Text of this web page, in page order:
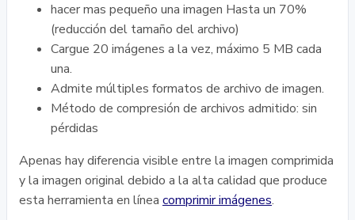
hacer mas pequeño una imagen Hasta un 70%
(reducción del tamaño del archivo)
Cargue 20 imágenes a la vez, máximo 5 MB cada
una.
Admite múltiples formatos de archivo de imagen.
Método de compresión de archivos admitido: sin
pérdidas
Apenas hay diferencia visible entre la imagen comprimida
y la imagen original debido a la alta calidad que produce
esta herramienta en línea comprimir imágenes.